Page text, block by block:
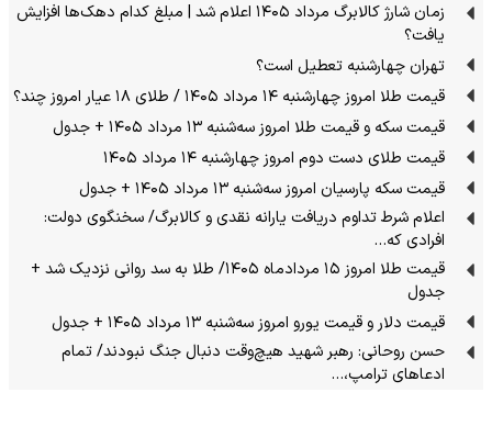
زمان شارژ کالابرگ مرداد ۱۴۰۵ اعلام شد | مبلغ کدام دهک‌ها افزایش
یافت؟
تهران چهارشنبه تعطیل است؟
قیمت طلا امروز چهارشنبه ۱۴ مرداد ۱۴۰۵ / طلای ۱۸ عیار امروز چند؟
قیمت سکه و قیمت طلا امروز سه‌شنبه ۱۳ مرداد ۱۴۰۵ + جدول
قیمت طلای دست دوم امروز چهارشنبه ۱۴ مرداد ۱۴۰۵
قیمت سکه پارسیان امروز سه‌شنبه ۱۳ مرداد ۱۴۰۵ + جدول
اعلام شرط تداوم دریافت یارانه نقدی و کالابرگ/ سخنگوی دولت:
افرادی که…
قیمت طلا امروز ۱۵ مردادماه ۱۴۰۵/ طلا به سد روانی نزدیک شد +
جدول
قیمت دلار و قیمت یورو امروز سه‌شنبه ۱۳ مرداد ۱۴۰۵ + جدول
حسن روحانی: رهبر شهید هیچ‌وقت دنبال جنگ نبودند/ تمام
ادعاهای ترامپ،…